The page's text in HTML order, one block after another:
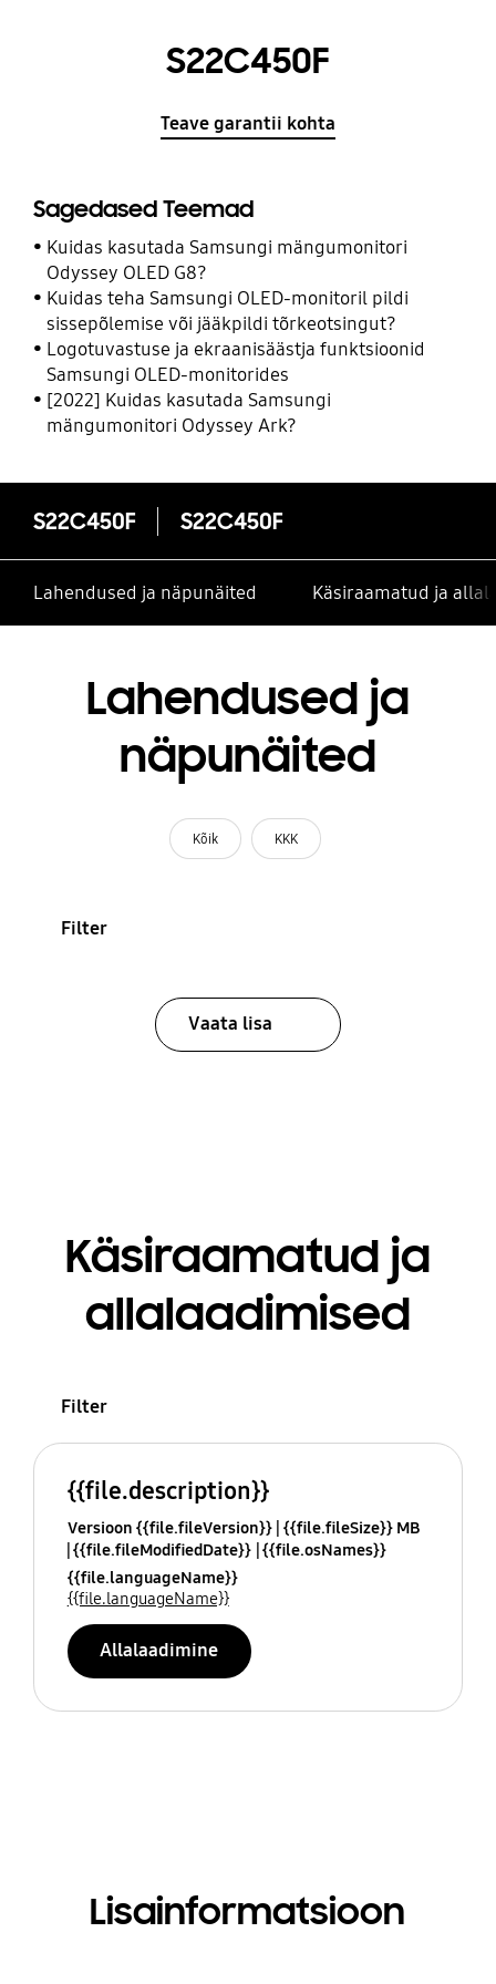
S22C450F
Teave garantii kohta
Sagedased Teemad
Kuidas kasutada Samsungi mängumonitori
Odyssey OLED G8?
Kuidas teha Samsungi OLED-monitoril pildi
sissepõlemise või jääkpildi tõrkeotsingut?
Logotuvastuse ja ekraanisäästja funktsioonid
Samsungi OLED-monitorides
[2022] Kuidas kasutada Samsungi
mängumonitori Odyssey Ark?
S22C450F S22C450F
Lahendused ja näpunäited Käsiraamatud ja
Lahendused ja
näpunäited
Kõik KKK
Filter
Vaata lisa
Käsiraamatud ja
allalaadimised
Filter
{{file.description}}
Versioon {{file.fileVersion}} {{file.fileSize}} MB
{{file.fileModifiedDate}} {{file.osNames}}
{{file.languageName}}
{{file.languageName}}
Allalaadimine
Lisainformatsioon